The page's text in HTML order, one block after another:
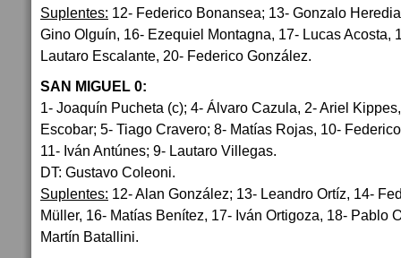
Suplentes: 12- Federico Bonansea; 13- Gonzalo
Gino Olguín, 16- Ezequiel Montagna, 17- Lucas Acosta,
Lautaro Escalante, 20- Federico González.
SAN MIGUEL 0:
1- Joaquín Pucheta (c); 4- Álvaro Cazula, 2- Ariel
Escobar; 5- Tiago Cravero; 8- Matías Rojas, 10-
11- Iván Antúnes; 9- Lautaro Villegas.
DT: Gustavo Coleoni.
Suplentes: 12- Alan González; 13- Leandro Ortíz, 14-
Müller, 16- Matías Benítez, 17- Iván Ortigoza, 18- Pablo
Martín Batallini.